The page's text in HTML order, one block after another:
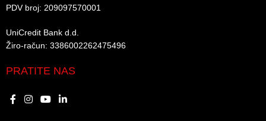
PDV broj: 209097570001 ​
UniCredit Bank d.d.​
Žiro-račun: 3386002262475496​​
PRATITE NAS